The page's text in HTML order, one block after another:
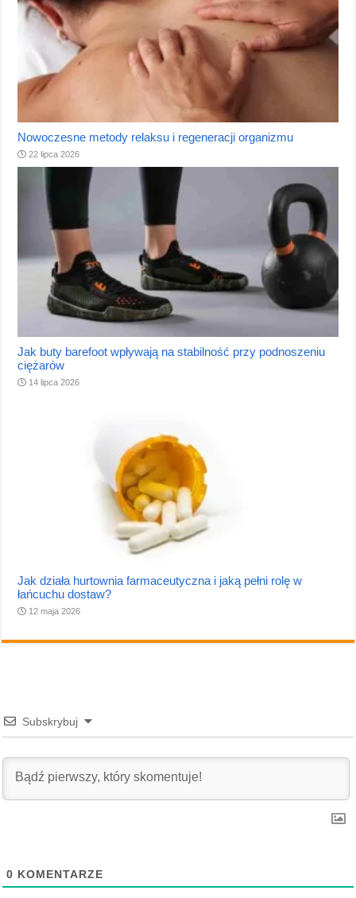
Nowoczesne metody relaksu i regeneracji organizmu
22 lipca 2026
Jak buty barefoot wpływają na stabilność przy podnoszeniu
ciężarów
14 lipca 2026
Jak działa hurtownia farmaceutyczna i jaką pełni rolę w
łańcuchu dostaw?
12 maja 2026
Subskrybuj
0 KOMENTARZE